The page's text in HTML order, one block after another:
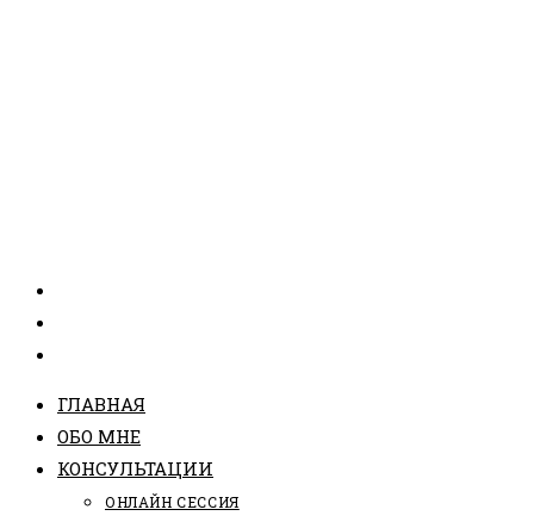
ГЛАВНАЯ
ОБО МНЕ
КОНСУЛЬТАЦИИ
ОНЛАЙН СЕССИЯ